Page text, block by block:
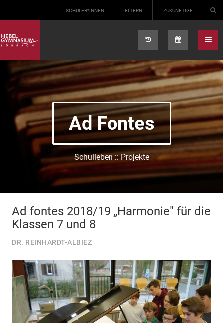
SCHÜLER*INNEN ELTERN ZUKÜNFTIGE
Ad Fontes
Schulleben :: Projekte
Ad fontes 2018/19 „Harmonie" für die
Klassen 7 und 8
DR. REINHARDT-ALBIEZ